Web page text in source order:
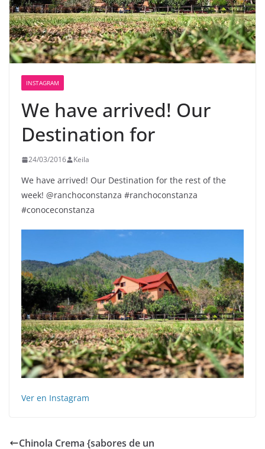
INSTAGRAM
We have arrived! Our
Destination for
24/03/2016 Keila
We have arrived! Our Destination for the rest of the
week! @ranchoconstanza #ranchoconstanza
#conoceconstanza
Ver en Instagram
Chinola Crema {sabores de un